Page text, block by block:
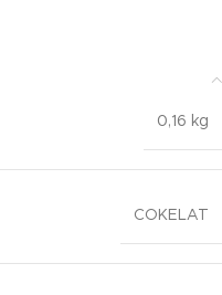
0,16 kg
COKELAT